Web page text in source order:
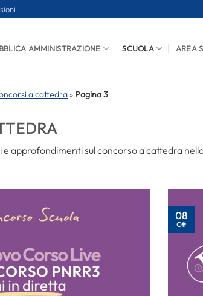
AMMINISTRAZIONE SCUOLA AREA
a cattedra » Pagina 3
approfondimenti sul concorso a cattedra
08
Ott